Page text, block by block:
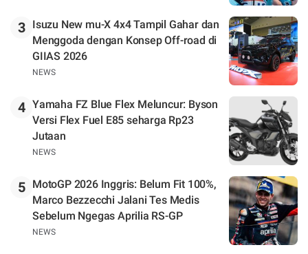
3
Isuzu New mu-X 4x4 Tampil Gahar dan
Menggoda dengan Konsep Off-road di
GIIAS 2026
NEWS
4 Yamaha FZ Blue Flex Meluncur: Byson
Versi Flex Fuel E85 seharga Rp23
Jutaan
NEWS
5
MotoGP 2026 Inggris: Belum Fit 100%,
Marco Bezzecchi Jalani Tes Medis
Sebelum Ngegas Aprilia RS-GP
NEWS